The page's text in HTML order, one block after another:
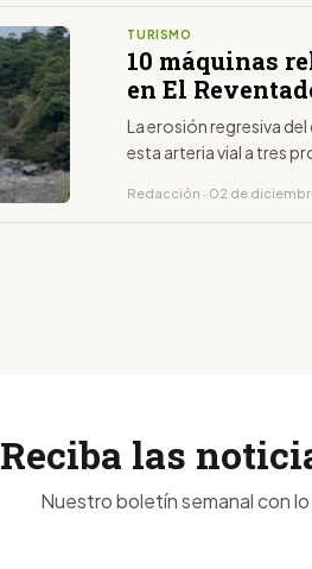
TURISMO
10 máquinas
en El
La erosión regresiva
esta arteria vial a tres
Redacción · 02 de
Reciba las
Nuestro boletín semanal con